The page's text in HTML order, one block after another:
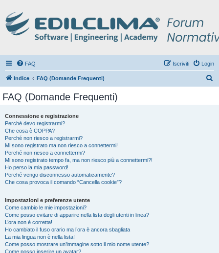
FAQ Login
Iscriviti
Indice FAQ (Domande Frequenti)
FAQ (Domande Frequenti)
Connessione e registrazione
Perché devo registrarmi?
Che cosa è COPPA?
Perché non riesco a registrarmi?
Mi sono registrato ma non riesco a connettermi!
Perché non riesco a connettermi?
Mi sono registrato tempo fa, ma non riesco più a connettermi?!
Ho perso la mia password!
Perché vengo disconnesso automaticamente?
Che cosa provoca il comando “Cancella cookie”?
Impostazioni e preferenze utente
Come cambio le mie impostazioni?
Come posso evitare di apparire nella lista degli utenti in linea?
L’ora non è corretta!
Ho cambiato il fuso orario ma l’ora è ancora sbagliata
La mia lingua non è nella lista!
Come posso mostrare un’immagine sotto il mio nome utente?
Come posso inserire un avatar?